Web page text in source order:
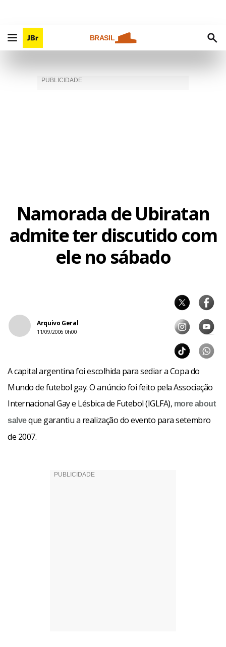
BRASIL
Namorada de Ubiratan
admite ter discutido com
ele no sábado
Arquivo Geral
11/09/2006 0h00
A capital argentina foi escolhida para sediar a Copa do
Mundo de futebol gay. O anúncio foi feito pela Associação
Internacional Gay e Lésbica de Futebol (IGLFA), more about
salveque garantiu a realização do evento para setembro
de 2007.